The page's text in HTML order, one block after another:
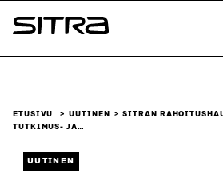
Siirry
suoraan
Sitra
ETUSIVU UUTINEN
SITRAN
TUTKIMUS- JA…
UUTINEN